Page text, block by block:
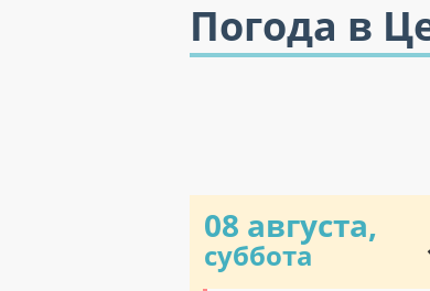
Погода в
08 августа,
суббота